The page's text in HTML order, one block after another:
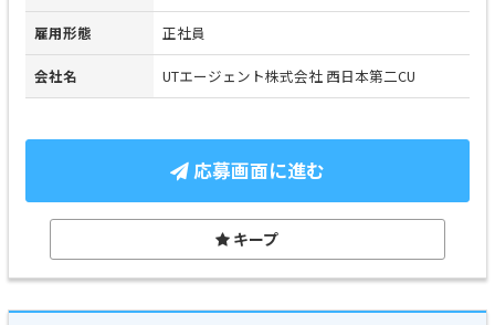
雇用形態 正社員
会社名 UTエージェント株式会社 西日本第二CU
応募画面に進む
キープ